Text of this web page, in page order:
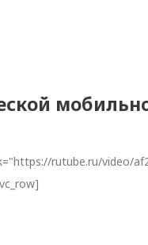
rutube.ru/video/